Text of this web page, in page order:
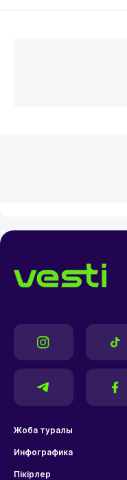
Жоба туралы
Инфографика
Пікірлер